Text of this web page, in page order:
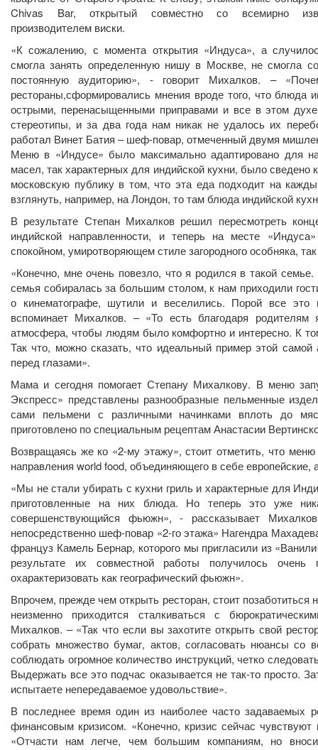
Chivas Bar, открытый совместно со всемирно
производителем виски.
«К сожалению, с момента открытия «Индуса», а
смогла занять определенную нишу в Москве, не смогла
постоянную аудиторию», - говорит Михалков. –
рестораны,сформировались мнения вроде того, что блюда
острыми, перенасыщенными приправами и все в этом
стереотипы, и за два года нам никак не удалось их
работал Винет Батия – шеф-повар, отмеченный двумя
Меню в «Индусе» было максимально адаптировано для
масел, так характерных для индийской кухни, было
московскую публику в том, что эта еда подходит на
взглянуть, например, на Лондон, то там блюда индийской
В результате Степан Михалков решил пересмотреть
индийской направленности, и теперь на месте
спокойном, умиротворяющем стиле загородного особняка,
«Конечно, мне очень повезло, что я родился в такой
семья собиралась за большим столом, к нам приходили
о кинематографе, шутили и веселились. Порой все это
вспоминает Михалков. – «То есть благодаря
атмосфера, чтобы людям было комфортно и интересно. К
Так что, можно сказать, что идеальный пример этой
перед глазами».
Мама и сегодня помогает Степану Михалкову. В меню
Экспресс» представлены разнообразные пельменные
сами пельмени с различными начинками вплоть до
приготовлено по специальным рецептам Анастасии
Возвращаясь же ко «2-му этажу», стоит отметить, что
направления world food, объединяющего в себе европейские,
«Мы не стали убирать с кухни гриль и характерные для
приготовленные на них блюда. Но теперь это уже
совершенствующийся фьюжн», - рассказывает
непосредственно шеф-повар «2-го этажа» Нагендра
француз Камель Бернар, которого мы пригласили из
результате их совместной работы получилось очень
охарактеризовать как географический фьюжн».
Впрочем, прежде чем открыть ресторан, стоит позаботиться
неизменно приходится сталкиваться с
Михалков. – «Так что если вы захотите открыть свой
собрать множество бумаг, актов, согласовать нюансы со
соблюдать огромное количество инструкций, четко
Выдержать все это подчас оказывается не так-то просто.
испытаете непередаваемое удовольствие».
В последнее время один из наиболее часто задаваемых
финансовым кризисом. «Конечно, кризис сейчас
«Отчасти нам легче, чем большим компаниям, но